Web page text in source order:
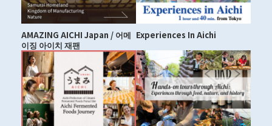
AMAZING AICHI Japan / 어메
이징 아이치 재팬
Experiences In Aichi